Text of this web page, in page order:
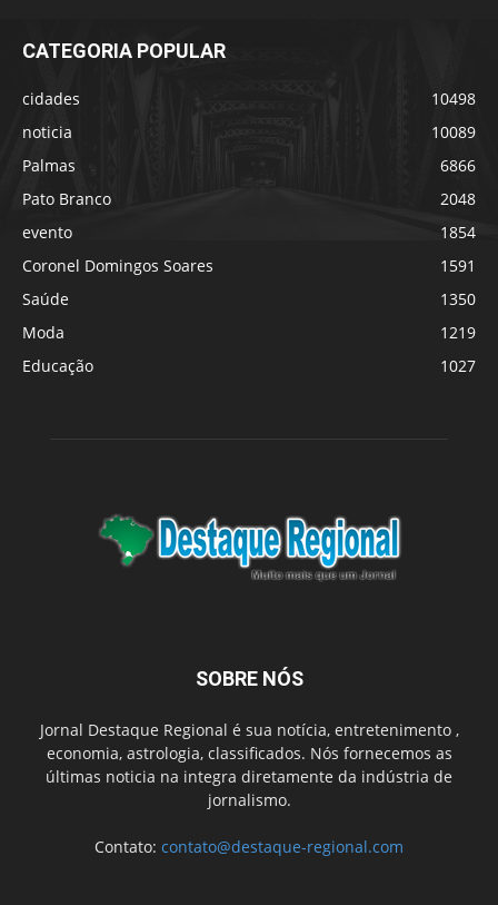
CATEGORIA POPULAR
cidades
10498
noticia
10089
Palmas
6866
Pato Branco
2048
evento
1854
Coronel Domingos Soares
1591
Saúde
1350
Moda
1219
Educação
1027
SOBRE NÓS
Jornal Destaque Regional é sua notícia, entretenimento ,
economia, astrologia, classificados. Nós fornecemos as
últimas noticia na integra diretamente da indústria de
jornalismo.
Contato: contato@destaque-regional.com